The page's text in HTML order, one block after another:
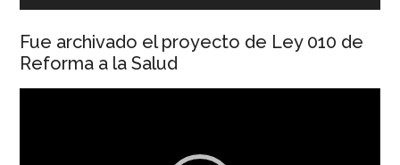
Fue archivado el proyecto de Ley 010 de
Reforma a la Salud